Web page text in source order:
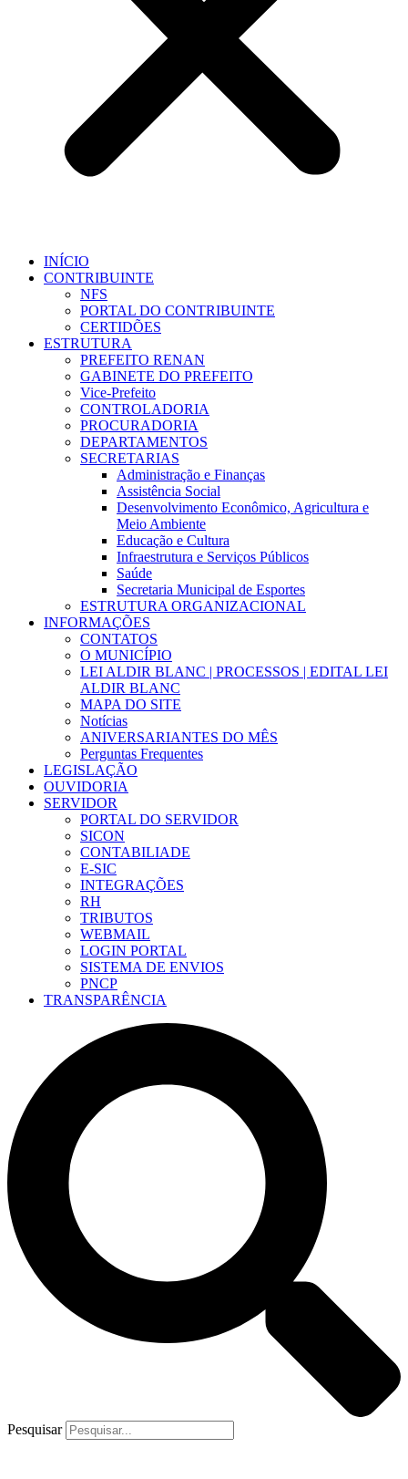
INÍCIO
CONTRIBUINTE
NFS
PORTAL DO CONTRIBUINTE
CERTIDÕES
ESTRUTURA
PREFEITO RENAN
GABINETE DO PREFEITO
Vice-Prefeito
CONTROLADORIA
PROCURADORIA
DEPARTAMENTOS
SECRETARIAS
Administração e Finanças
Assistência Social
Desenvolvimento Econômico, Agricultura e
Meio Ambiente
Educação e Cultura
Infraestrutura e Serviços Públicos
Saúde
Secretaria Municipal de Esportes
ESTRUTURA ORGANIZACIONAL
INFORMAÇÕES
CONTATOS
O MUNICÍPIO
LEI ALDIR BLANC | PROCESSOS | EDITAL LEI
ALDIR BLANC
MAPA DO SITE
Notícias
ANIVERSARIANTES DO MÊS
Perguntas Frequentes
LEGISLAÇÃO
OUVIDORIA
SERVIDOR
PORTAL DO SERVIDOR
SICON
CONTABILIADE
E-SIC
INTEGRAÇÕES
RH
TRIBUTOS
WEBMAIL
LOGIN PORTAL
SISTEMA DE ENVIOS
PNCP
TRANSPARÊNCIA
Pesquisar